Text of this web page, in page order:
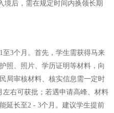
境后，需在规定时间内换领长期
3个月。首先，学生需获得马来
照、照片、学历证明等材料，向
局审核材料、核实信息需一定时
右可获批；若遇申请高峰、材料
延长至2 - 3个月。建议学生提前